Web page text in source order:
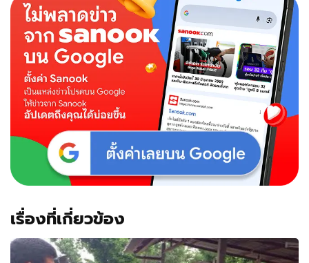
เรื่องที่เกี่ยวข้อง